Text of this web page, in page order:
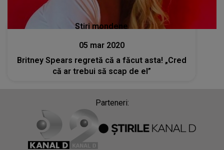
Stiri mondene
05 mar 2020
Britney Spears regretă că a făcut asta! „Cred
că ar trebui să scap de el”
Parteneri: